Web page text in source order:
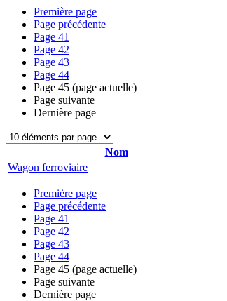
Première page
Page précédente
Page 41
Page 42
Page 43
Page 44
Page 45 (page actuelle)
Page suivante
Dernière page
Nom
Wagon ferroviaire
Première page
Page précédente
Page 41
Page 42
Page 43
Page 44
Page 45 (page actuelle)
Page suivante
Dernière page